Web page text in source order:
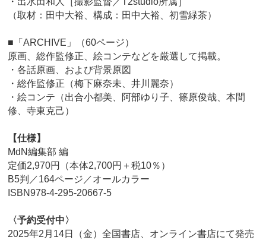
（取材：田中大裕、構成：田中大裕、初雪緑茶）
■「ARCHIVE」（60ページ）
原画、総作監修正、絵コンテなどを厳選して掲載。
・各話原画、および背景原図
・総作監修正（梅下麻奈未、井川麗奈）
・絵コンテ（出合小都美、阿部ゆり子、篠原俊哉、本間
修、寺東克己）
【仕様】
MdN編集部 編
定価2,970円（本体2,700円＋税10％）
B5判／164ページ／オールカラー
ISBN978-4-295-20667-5
〈予約受付中〉
2025年2月14日（金）全国書店、オンライン書店にて発売